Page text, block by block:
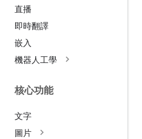
直播
即時翻譯
嵌入
機器人工學
核心功能
文字
圖片